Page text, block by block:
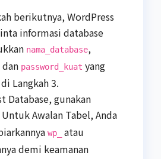
berikutnya, WordPress
informasi database
nama_database,
dan password_kuat yang
Langkah 3.
Database, gunakan
Untuk Awalan Tabel, Anda
wp_
atau
demi keamanan